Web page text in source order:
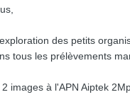
des petits
tous les prélèvements
images à l'APN Aiptek